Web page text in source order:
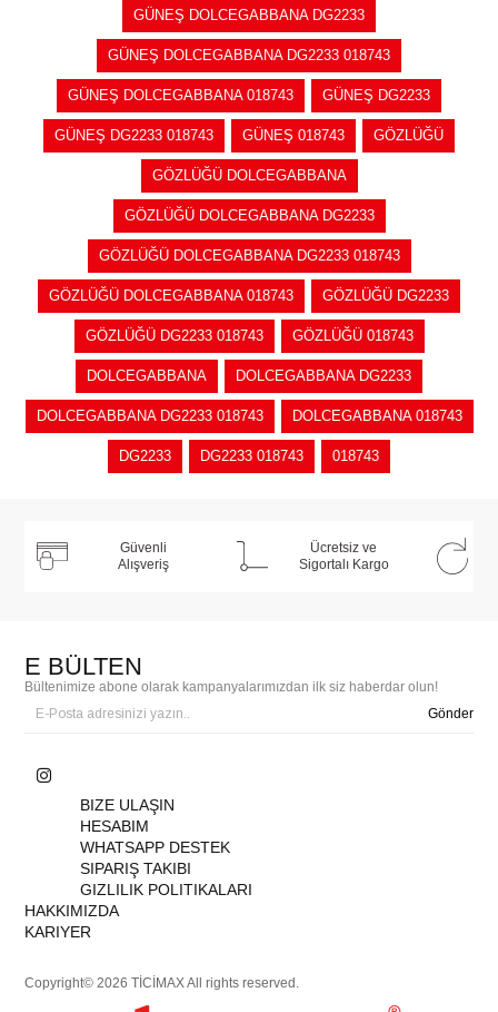
GÜNEŞ DOLCEGABBANA DG2233
GÜNEŞ DOLCEGABBANA DG2233 018743
GÜNEŞ DOLCEGABBANA 018743 GÜNEŞ DG2233
GÜNEŞ DG2233 018743 GÜNEŞ 018743 GÖZLÜĞÜ
GÖZLÜĞÜ DOLCEGABBANA
GÖZLÜĞÜ DOLCEGABBANA DG2233
GÖZLÜĞÜ DOLCEGABBANA DG2233 018743
GÖZLÜĞÜ DOLCEGABBANA 018743 GÖZLÜĞÜ DG2233
GÖZLÜĞÜ DG2233 018743 GÖZLÜĞÜ 018743
DOLCEGABBANA DOLCEGABBANA DG2233
DOLCEGABBANA DG2233 018743 DOLCEGABBANA 018743
DG2233 DG2233 018743 018743
Güvenli
Alışveriş
Ücretsiz ve
Sigortalı Kargo
E BÜLTEN
Bültenimize abone olarak kampanyalarımızdan ilk siz haberdar olun!
Gönder
BIZE ULAŞIN
HESABIM
WHATSAPP DESTEK
SIPARIŞ TAKIBI
GIZLILIK POLITIKALARI
HAKKIMIZDA
KARIYER
Copyright© 2026 TİCİMAX All rights reserved.